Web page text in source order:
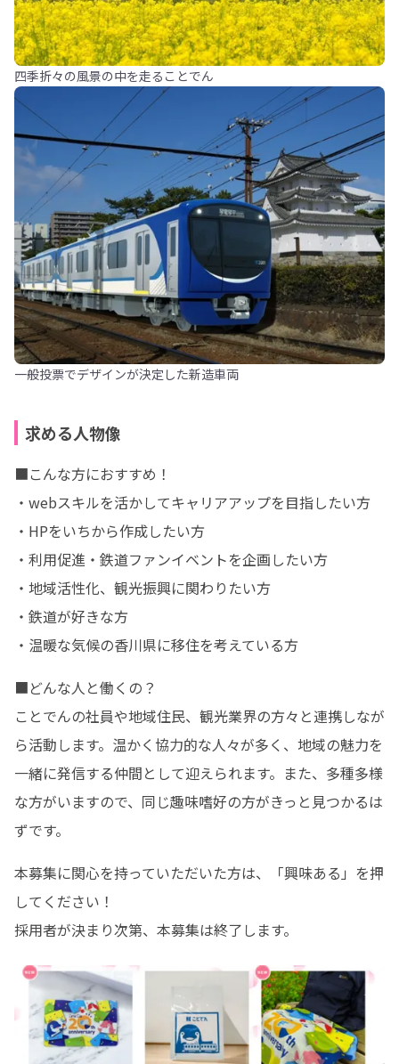
四季折々の風景の中を走ることでん
一般投票でデザインが決定した新造車両
求める人物像
■こんな方におすすめ！
・webスキルを活かしてキャリアアップを目指したい方
・HPをいちから作成したい方
・利用促進・鉄道ファンイベントを企画したい方
・地域活性化、観光振興に関わりたい方
・鉄道が好きな方
・温暖な気候の香川県に移住を考えている方
■どんな人と働くの？
ことでんの社員や地域住民、観光業界の方々と連携しなが
ら活動します。温かく協力的な人々が多く、地域の魅力を
一緒に発信する仲間として迎えられます。また、多種多様
な方がいますので、同じ趣味嗜好の方がきっと見つかるは
ずです。
本募集に関心を持っていただいた方は、「興味ある」を押
してください！
採用者が決まり次第、本募集は終了します。